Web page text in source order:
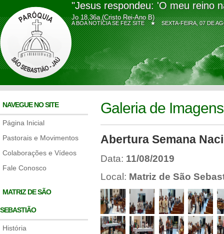
"Jesus respondeu: 'O meu reino
Jo 18,36a (Cristo Rei-Ano B)
A BOA NOTÍCIA SE FEZ SITE ★SEXTA-FEIRA, 07 DE
NAVEGUE NO SITE
Página Inicial
Pastorais e Movimentos
Colaborações e Vídeos
Fale Conosco
MATRIZ DE SÃO
SEBASTIÃO
História
Galeria de Imagens
Abertura Semana
Data: 11/08/2019
Local: Matriz de São